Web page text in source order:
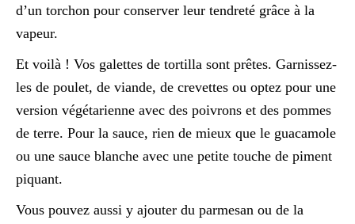
d’un torchon pour conserver leur tendreté grâce à la
vapeur.
Et voilà ! Vos galettes de tortilla sont prêtes. Garnissez-
les de poulet, de viande, de crevettes ou optez pour une
version végétarienne avec des poivrons et des pommes
de terre. Pour la sauce, rien de mieux que le guacamole
ou une sauce blanche avec une petite touche de piment
piquant.
Vous pouvez aussi y ajouter du parmesan ou de la